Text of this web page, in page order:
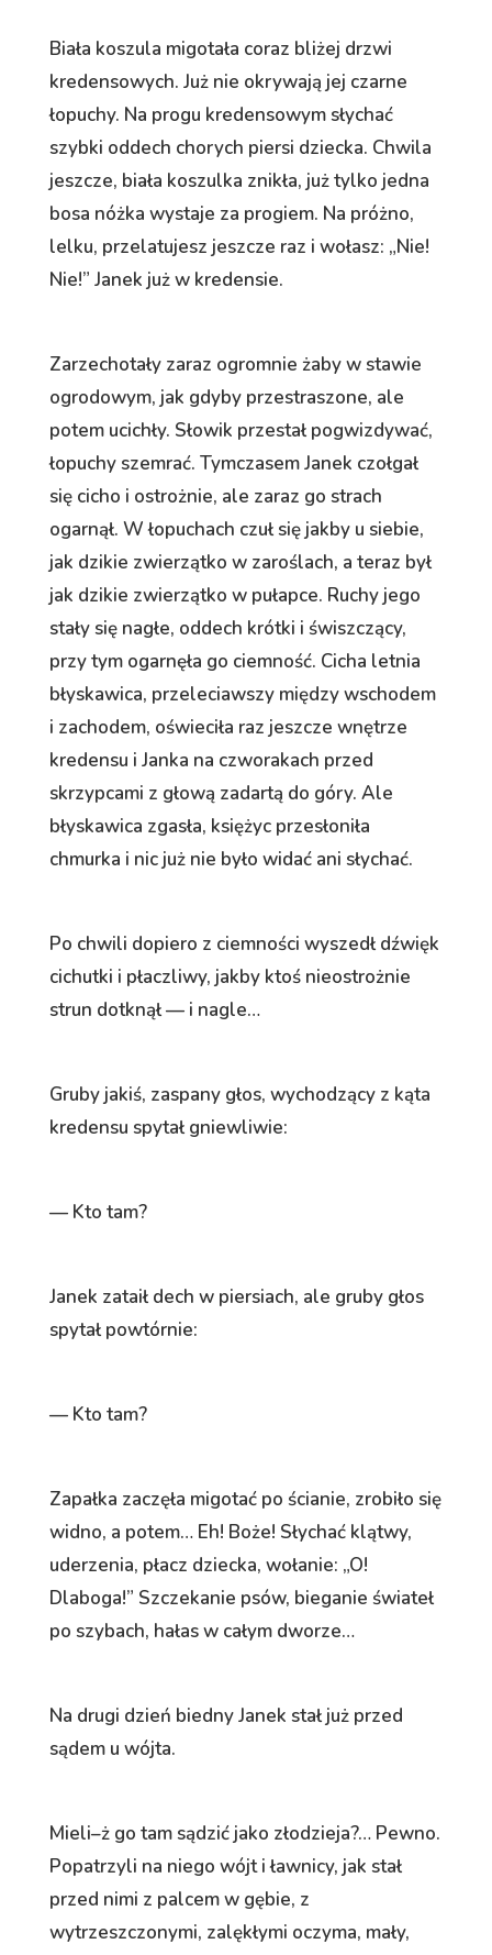
Biała koszula migotała coraz bliżej drzwi
kredensowych. Już nie okrywają jej czarne
łopuchy. Na progu kredensowym słychać
szybki oddech chorych piersi dziecka. Chwila
jeszcze, biała koszulka znikła, już tylko jedna
bosa nóżka wystaje za progiem. Na próżno,
lelku, przelatujesz jeszcze raz i wołasz: „Nie!
Nie!” Janek już w kredensie.
Zarzechotały zaraz ogromnie żaby w stawie
ogrodowym, jak gdyby przestraszone, ale
potem ucichły. Słowik przestał pogwizdywać,
łopuchy szemrać. Tymczasem Janek czołgał
się cicho i ostrożnie, ale zaraz go strach
ogarnął. W łopuchach czuł się jakby u siebie,
jak dzikie zwierzątko w zaroślach, a teraz był
jak dzikie zwierzątko w pułapce. Ruchy jego
stały się nagłe, oddech krótki i świszczący,
przy tym ogarnęła go ciemność. Cicha letnia
błyskawica, przeleciawszy między wschodem
i zachodem, oświeciła raz jeszcze wnętrze
kredensu i Janka na czworakach przed
skrzypcami z głową zadartą do góry. Ale
błyskawica zgasła, księżyc przesłoniła
chmurka i nic już nie było widać ani słychać.
Po chwili dopiero z ciemności wyszedł dźwięk
cichutki i płaczliwy, jakby ktoś nieostrożnie
strun dotknął — i nagle…
Gruby jakiś, zaspany głos, wychodzący z kąta
kredensu spytał gniewliwie:
— Kto tam?
Janek zataił dech w piersiach, ale gruby głos
spytał powtórnie:
— Kto tam?
Zapałka zaczęła migotać po ścianie, zrobiło się
widno, a potem… Eh! Boże! Słychać klątwy,
uderzenia, płacz dziecka, wołanie: „O!
Dlaboga!” Szczekanie psów, bieganie świateł
po szybach, hałas w całym dworze…
Na drugi dzień biedny Janek stał już przed
sądem u wójta.
Mieli–ż go tam sądzić jako złodzieja?… Pewno.
Popatrzyli na niego wójt i ławnicy, jak stał
przed nimi z palcem w gębie, z
wytrzeszczonymi, zalękłymi oczyma, mały,